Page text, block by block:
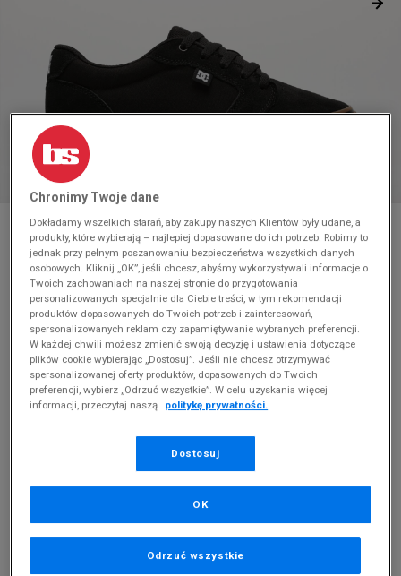
* Zdjęcie poglądowe
DC ANVIL
Produkt pochodzi z końcówek aktualnych kolekcji, ubiegłych
sezonów lub z ekspozycji. Szczegóły.
zł cena rekomendowana przez producenta
149,99 zł
PRODUKT NIEDOSTĘPNY
Chronimy Twoje dane
Dokładamy wszelkich starań, aby zakupy naszych Klientów były udane, a
produkty, które wybierają – najlepiej dopasowane do ich potrzeb. Robimy to
jednak przy pełnym poszanowaniu bezpieczeństwa wszystkich danych
osobowych. Kliknij „OK”, jeśli chcesz, abyśmy wykorzystywali informacje o
Twoich zachowaniach na naszej stronie do przygotowania
personalizowanych specjalnie dla Ciebie treści, w tym rekomendacji
produktów dopasowanych do Twoich potrzeb i zainteresowań,
spersonalizowanych reklam czy zapamiętywanie wybranych preferencji.
W każdej chwili możesz zmienić swoją decyzję i ustawienia dotyczące
plików cookie wybierając „Dostosuj”. Jeśli nie chcesz otrzymywać
spersonalizowanej oferty produktów, dopasowanych do Twoich
preferencji, wybierz „Odrzuć wszystkie”. W celu uzyskania więcej
informacji, przeczytaj naszą
politykę prywatności.
Dostosuj
Odrzuć wszystkie
OK